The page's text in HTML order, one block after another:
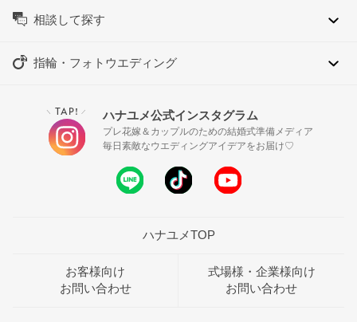
相談して探す
指輪・フォトウエディング
＼ TAP! ／ ハナユメ公式インスタグラム
プレ花嫁＆カップルのための結婚式準備メディア
毎日素敵なウエディングアイデアをお届け♡
ハナユメTOP
お客様向け
お問い合わせ
式場様・企業様向け
お問い合わせ